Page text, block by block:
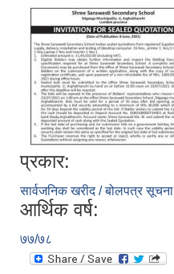
प्रकार:
सार्वजनिक खरीद / बोलपत्र सूचना
आर्थिक वर्ष:
७७/७८